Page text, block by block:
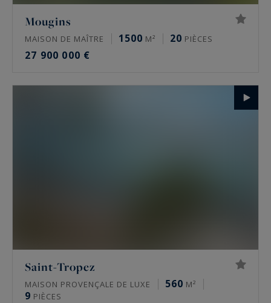
Mougins
MAISON DE MAÎTRE 1500 M² 20 PIÈCES
27 900 000 €
Saint-Tropez
MAISON PROVENÇALE DE LUXE 560 M²
9 PIÈCES